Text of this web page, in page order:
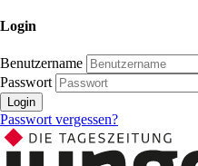
Login
Benutzername
Passwort
Login
Passwort vergessen?